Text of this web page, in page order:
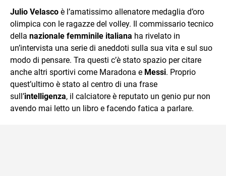
Julio Velasco è l’amatissimo allenatore medaglia d’oro
olimpica con le ragazze del volley. Il commissario tecnico
della nazionale femminile italiana ha rivelato in
un’intervista una serie di aneddoti sulla sua vita e sul suo
modo di pensare. Tra questi c’è stato spazio per citare
anche altri sportivi come Maradona e Messi. Proprio
quest’ultimo è stato al centro di una frase
sull’intelligenza, il calciatore è reputato un genio pur non
avendo mai letto un libro e facendo fatica a parlare.